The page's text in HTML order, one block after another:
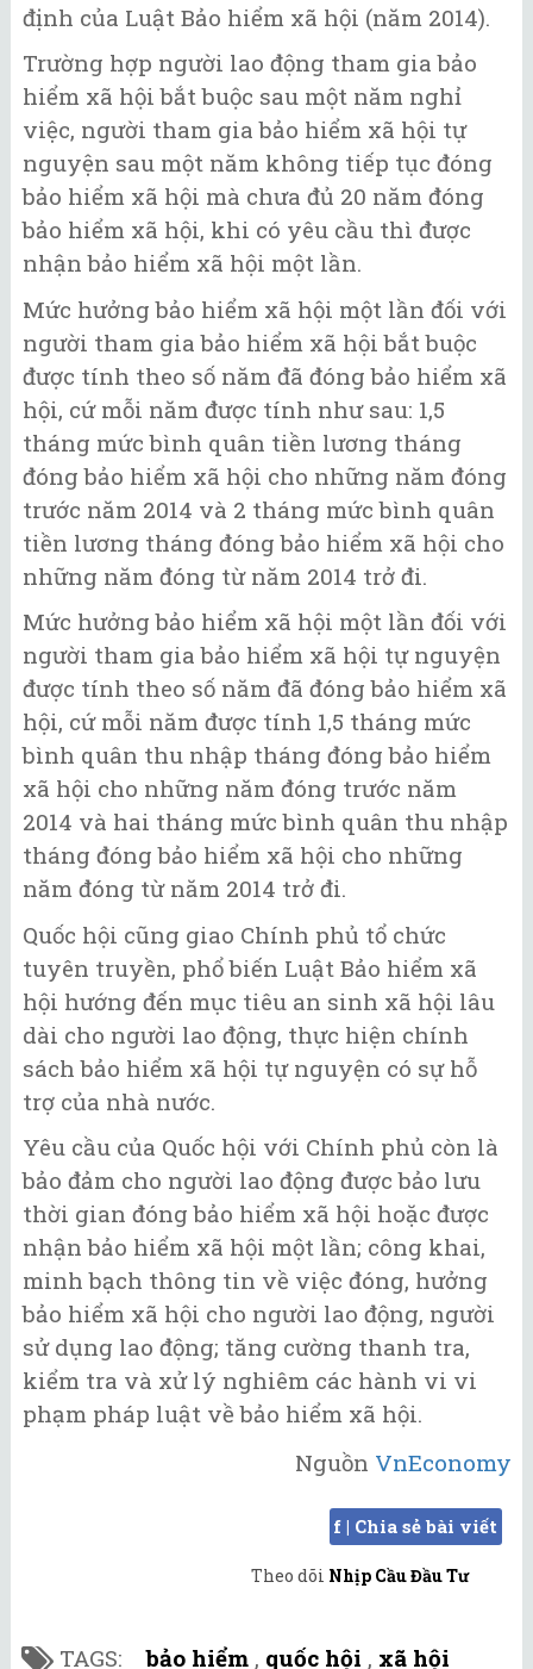
định của Luật Bảo hiểm xã hội (năm 2014).
Trường hợp người lao động tham gia bảo
hiểm xã hội bắt buộc sau một năm nghỉ
việc, người tham gia bảo hiểm xã hội tự
nguyện sau một năm không tiếp tục đóng
bảo hiểm xã hội mà chưa đủ 20 năm đóng
bảo hiểm xã hội, khi có yêu cầu thì được
nhận bảo hiểm xã hội một lần.
Mức hưởng bảo hiểm xã hội một lần đối với
người tham gia bảo hiểm xã hội bắt buộc
được tính theo số năm đã đóng bảo hiểm xã
hội, cứ mỗi năm được tính như sau: 1,5
tháng mức bình quân tiền lương tháng
đóng bảo hiểm xã hội cho những năm đóng
trước năm 2014 và 2 tháng mức bình quân
tiền lương tháng đóng bảo hiểm xã hội cho
những năm đóng từ năm 2014 trở đi.
Mức hưởng bảo hiểm xã hội một lần đối với
người tham gia bảo hiểm xã hội tự nguyện
được tính theo số năm đã đóng bảo hiểm xã
hội, cứ mỗi năm được tính 1,5 tháng mức
bình quân thu nhập tháng đóng bảo hiểm
xã hội cho những năm đóng trước năm
2014 và hai tháng mức bình quân thu nhập
tháng đóng bảo hiểm xã hội cho những
năm đóng từ năm 2014 trở đi.
Quốc hội cũng giao Chính phủ tổ chức
tuyên truyền, phổ biến Luật Bảo hiểm xã
hội hướng đến mục tiêu an sinh xã hội lâu
dài cho người lao động, thực hiện chính
sách bảo hiểm xã hội tự nguyện có sự hỗ
trợ của nhà nước.
Yêu cầu của Quốc hội với Chính phủ còn là
bảo đảm cho người lao động được bảo lưu
thời gian đóng bảo hiểm xã hội hoặc được
nhận bảo hiểm xã hội một lần; công khai,
minh bạch thông tin về việc đóng, hưởng
bảo hiểm xã hội cho người lao động, người
sử dụng lao động; tăng cường thanh tra,
kiểm tra và xử lý nghiêm các hành vi vi
phạm pháp luật về bảo hiểm xã hội.
Nguồn VnEconomy
f | Chia sẻ bài viết
Theo dõi Nhịp Cầu Đầu Tư
TAGS:bảo hiểm , quốc hội , xã hội